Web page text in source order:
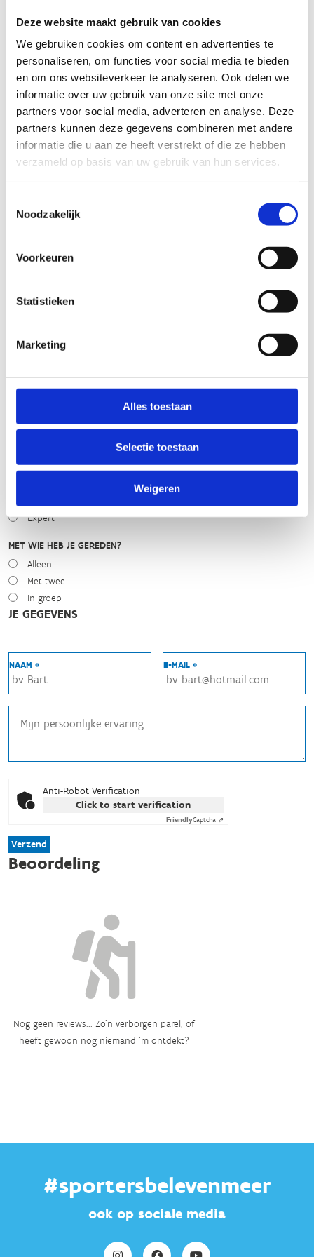
Deze website maakt gebruik van cookies
We gebruiken cookies om content en advertenties te
personaliseren, om functies voor social media te bieden
en om ons websiteverkeer te analyseren. Ook delen we
informatie over uw gebruik van onze site met onze
partners voor social media, adverteren en analyse. Deze
partners kunnen deze gegevens combineren met andere
informatie die u aan ze heeft verstrekt of die ze hebben
verzameld op basis van uw gebruik van hun services.
Noodzakelijk
Voorkeuren
Statistieken
Marketing
Alles toestaan
Selectie toestaan
Weigeren
licht zwaar
TECHNISCHE MOEILIJKHEIDSGRAAD
makkelijk moeilijk
BEWEGWIJZERING
TIP:ontbrekende signalisatie kan je melden via het
STAAT VAN PARCOURS(ONDERGROND, BEGROEIING, ONDERHOUD)
slecht
WEER
Zonnig
Regen
NIVEAU
Expert
MET WIE HEB JE GEREDEN?
Alleen
Met twee
In groep
JE GEGEVENS
NAAM * E-MAIL *
Anti-Robot Verification
Click to start verification
FriendlyCaptcha ⇗
Verzend
Beoordeling
Nog geen reviews... Zo’n verborgen parel, of
heeft gewoon nog niemand ‘m ontdekt?
#sportersbelevenmeer
ook op sociale media